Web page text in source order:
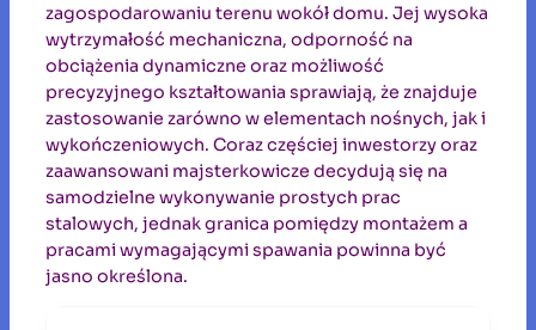
zagospodarowaniu terenu wokół domu. Jej wysoka
wytrzymałość mechaniczna, odporność na
obciążenia dynamiczne oraz możliwość
precyzyjnego kształtowania sprawiają, że znajduje
zastosowanie zarówno w elementach nośnych, jak i
wykończeniowych. Coraz częściej inwestorzy oraz
zaawansowani majsterkowicze decydują się na
samodzielne wykonywanie prostych prac
stalowych, jednak granica pomiędzy montażem a
pracami wymagającymi spawania powinna być
jasno określona.